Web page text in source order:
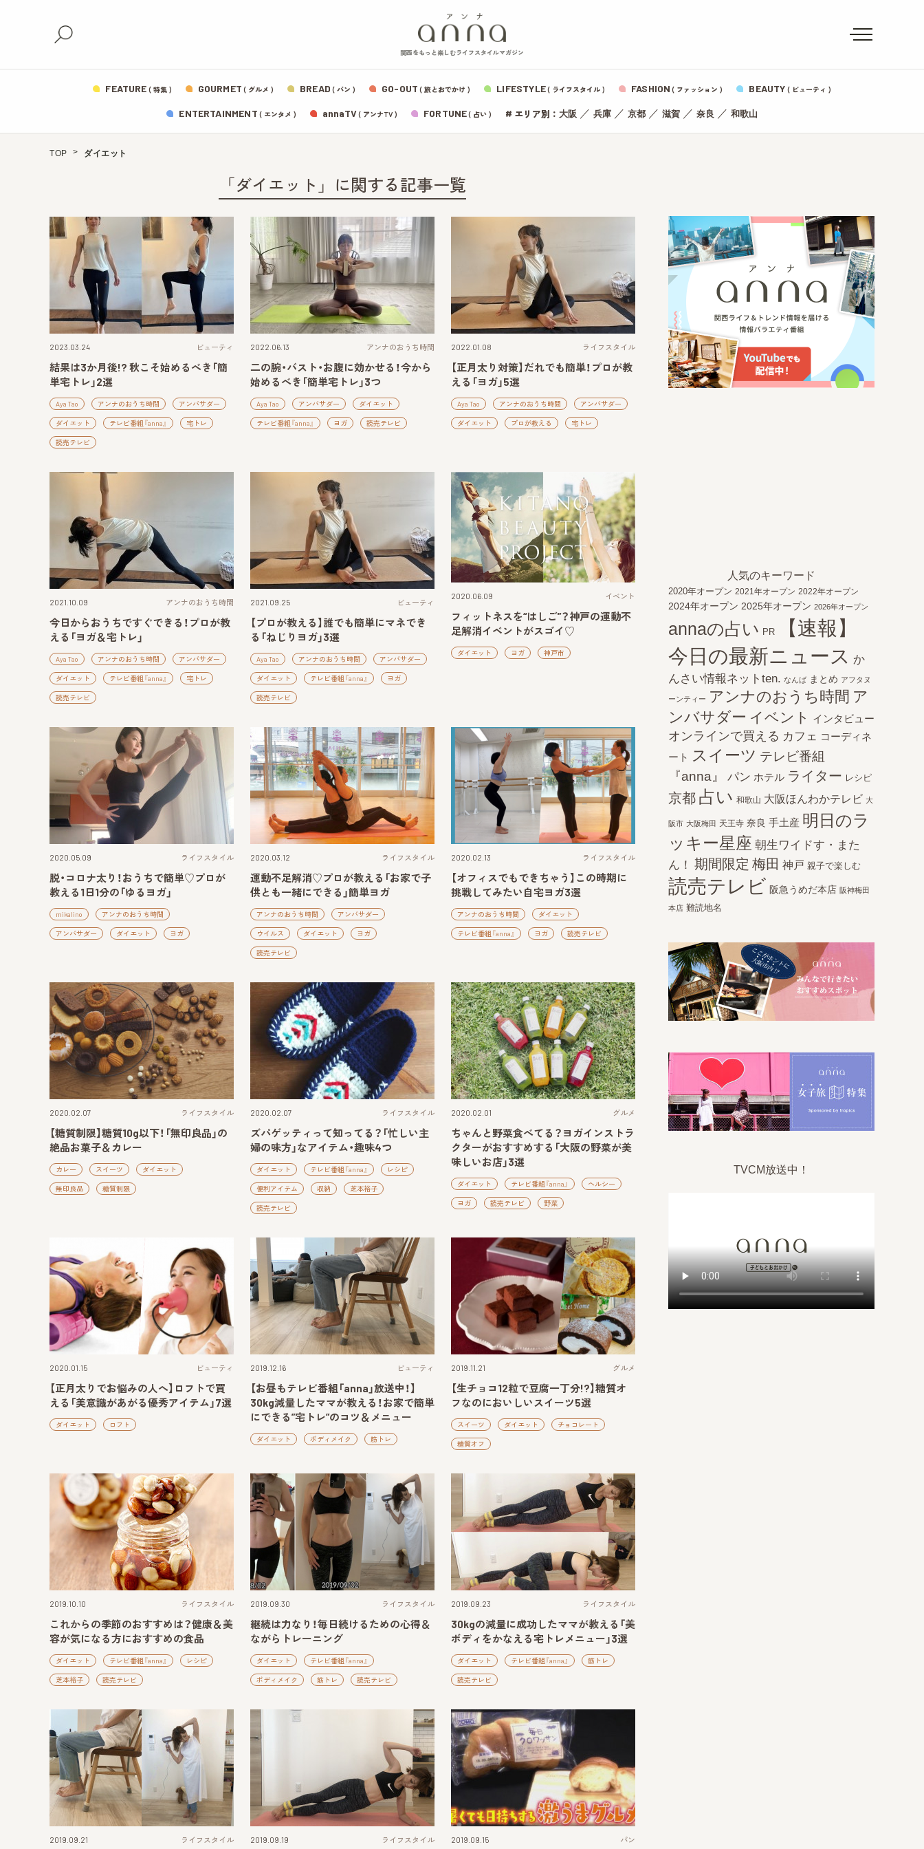
関西をもっと楽しむライフスタイルマガジン
FEATURE ( 特集 ) GOURMET ( グルメ ) BREAD ( パン ) GO-OUT ( 旅とおでかけ ) LIFESTYLE( ライフスタイル ) FASHION ( ファッション ) BEAUTY ( ビューティ )
ENTERTAINMENT ( エンタメ ) annaTV( アンナTV ) FORTUNE( 占い ) # エリア別： 大阪 ／ 兵庫／ 京都／ 滋賀／ 奈良 ／ 和歌山
TOP ダイエット
「ダイエット」に関する記事一覧
2023.03.24 ビューティ
結果は3か月後!? 秋こそ始めるべき「簡
単宅トレ」2選
Aya Tao アンナのおうち時間 アンバサダー
ダイエット テレビ番組『anna』 宅トレ
読売テレビ
2022.06.13 アンナのおうち時間
二の腕・バスト・お腹に効かせる！今から
始めるべき「簡単宅トレ」3つ
Aya Tao アンバサダー ダイエット
テレビ番組『anna』 ヨガ 読売テレビ
2022.01.08 ライフスタイル
【正月太り対策】だれでも簡単！プロが教
える「ヨガ」5選
Aya Tao アンナのおうち時間 アンバサダー
ダイエット プロが教える 宅トレ
2021.10.09 アンナのおうち時間
今日からおうちですぐできる！プロが教
える「ヨガ＆宅トレ」
Aya Tao アンナのおうち時間 アンバサダー
ダイエット テレビ番組『anna』 宅トレ
読売テレビ
2021.09.25 ビューティ
【プロが教える】誰でも簡単にマネでき
る「ねじりヨガ」3選
Aya Tao アンナのおうち時間 アンバサダー
ダイエット テレビ番組『anna』 ヨガ
読売テレビ
2020.06.09 イベント
フィットネスを“はしご”？神戸の運動不
足解消イベントがスゴイ♡
ダイエット ヨガ 神戸市
2020.05.09 ライフスタイル
脱・コロナ太り！おうちで簡単♡プロが
教える1日1分の「ゆるヨガ」
mikalino アンナのおうち時間
アンバサダー ダイエット ヨガ
2020.03.12 ライフスタイル
運動不足解消♡プロが教える「お家で子
供とも一緒にできる」簡単ヨガ
アンナのおうち時間 アンバサダー
ウイルス ダイエット ヨガ
読売テレビ
2020.02.13 ライフスタイル
【オフィスでもできちゃう】この時期に
挑戦してみたい自宅ヨガ3選
アンナのおうち時間 ダイエット
テレビ番組『anna』 ヨガ 読売テレビ
2020.02.07 ライフスタイル
【糖質制限】糖質10g以下！「無印良品」の
絶品お菓子＆カレー
カレー スイーツ ダイエット
無印良品 糖質制限
2020.02.07 ライフスタイル
ズパゲッティって知ってる？「忙しい主
婦の味方」なアイテム・趣味4つ
ダイエット テレビ番組『anna』 レシピ
便利アイテム 収納 芝本裕子
読売テレビ
2020.02.01 グルメ
ちゃんと野菜食べてる？ヨガインストラ
クターがおすすめする「大阪の野菜が美
味しいお店」3選
ダイエット テレビ番組『anna』 ヘルシー
ヨガ 読売テレビ 野菜
2020.01.15 ビューティ
【正月太りでお悩みの人へ】ロフトで買
える「美意識があがる優秀アイテム」7選
ダイエット ロフト
2019.12.16 ビューティ
【お昼もテレビ番組「anna」放送中！】
30kg減量したママが教える！お家で簡単
にできる”宅トレ”のコツ＆メニュー
ダイエット ボディメイク 筋トレ
2019.11.21 グルメ
【生チョコ12粒で豆腐一丁分!?】糖質オ
フなのにおいしいスイーツ5選
スイーツ ダイエット チョコレート
糖質オフ
2019.10.10 ライフスタイル
これからの季節のおすすめは？健康＆美
容が気になる方におすすめの食品
ダイエット テレビ番組『anna』 レシピ
芝本裕子 読売テレビ
2019.09.30 ライフスタイル
継続は力なり！毎日続けるための心得＆
ながらトレーニング
ダイエット テレビ番組『anna』
ボディメイク 筋トレ 読売テレビ
2019.09.23 ライフスタイル
30kgの減量に成功したママが教える「美
ボディをかなえる宅トレメニュー」3選
ダイエット テレビ番組『anna』 筋トレ
読売テレビ
2019.09.21 ライフスタイル 2019.09.19 ライフスタイル 2019.09.15 パン
人気のキーワード
2020年オープン 2021年オープン 2022年オープン
2024年オープン 2025年オープン 2026年オープン
annaの占い PR
【速報】
今日の最新ニュース か
んさい情報ネットten. なんば まとめ アフタヌ
ーンティー アンナのおうち時間 ア
ンバサダー イベント インタビュー
オンラインで買える カフェ コーディネ
ート
スイーツ テレビ番組
『anna』
パン ホテル ライター レシピ
京都 占い 和歌山 大阪ほんわかテレビ 大
阪市 大阪梅田 天王寺 奈良 手土産 明日のラ
ッキー星座 朝生ワイドす・また
ん！ 期間限定 梅田 神戸 親子で楽しむ
読売テレビ 阪急うめだ本店 阪神梅田
本店 難読地名
TVCM放送中！